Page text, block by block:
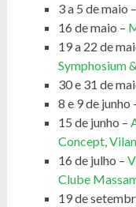
3 a 5 de maio –
16 de maio –
19 a 22 de
Symphosium
30 e 31 de
8 e 9 de junho
15 de junho –
Concept,
16 de julho –
Clube
19 de